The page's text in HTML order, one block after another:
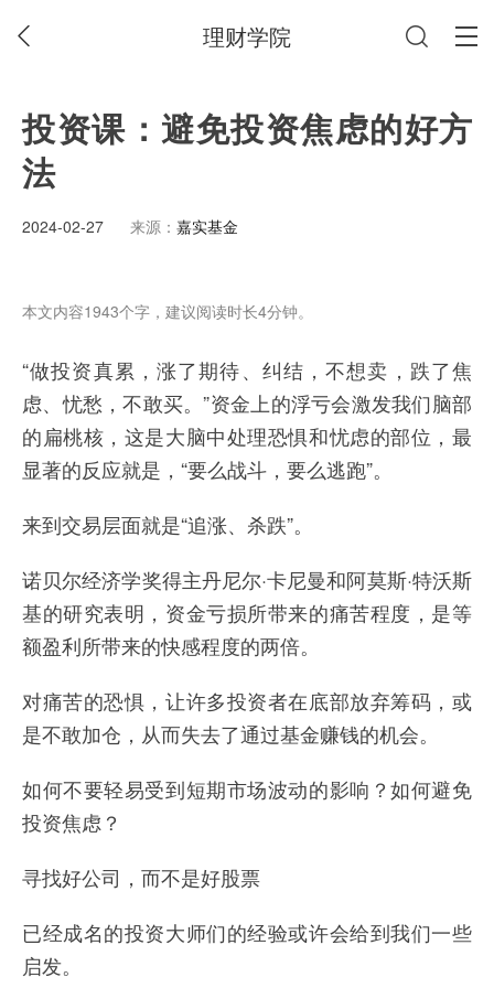
理财学院
投资课：避免投资焦虑的好方
法
2024-02-27 来源： 嘉实基金
本文内容1943个字，建议阅读时长4分钟。
“做投资真累，涨了期待、纠结，不想卖，跌了焦
虑、忧愁，不敢买。”资金上的浮亏会激发我们脑部
的扁桃核，这是大脑中处理恐惧和忧虑的部位，最
显著的反应就是，“要么战斗，要么逃跑”。
来到交易层面就是“追涨、杀跌”。
诺贝尔经济学奖得主丹尼尔·卡尼曼和阿莫斯·特沃斯
基的研究表明，资金亏损所带来的痛苦程度，是等
额盈利所带来的快感程度的两倍。
对痛苦的恐惧，让许多投资者在底部放弃筹码，或
是不敢加仓，从而失去了通过基金赚钱的机会。
如何不要轻易受到短期市场波动的影响？如何避免
投资焦虑？
寻找好公司，而不是好股票
已经成名的投资大师们的经验或许会给到我们一些
启发。